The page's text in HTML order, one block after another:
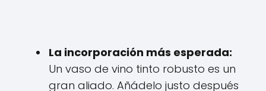
La incorporación más esperada:
Un vaso de vino tinto robusto es un
gran aliado. Añádelo justo después